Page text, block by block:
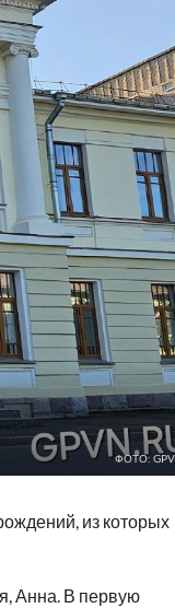
ФОТО:
из которых
Анна. В первую